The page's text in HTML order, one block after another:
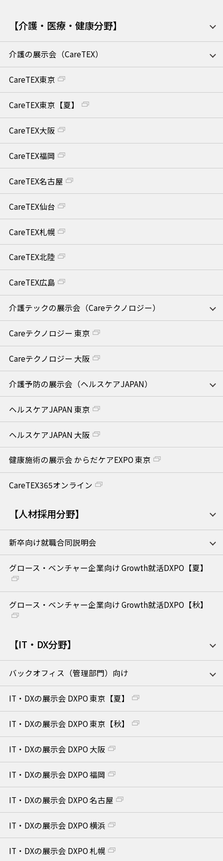
【介護・医療・健康分野】
介護の展示会（CareTEX）
CareTEX東京
CareTEX東京【夏】
CareTEX大阪
CareTEX福岡
CareTEX名古屋
CareTEX仙台
CareTEX札幌
CareTEX北陸
CareTEX広島
介護テックの展示会（Careテクノロジー）
Careテクノロジー 東京
Careテクノロジー 大阪
介護予防の展示会（ヘルスケアJAPAN）
ヘルスケアJAPAN 東京
ヘルスケアJAPAN 大阪
健康施術の展示会 からだケアEXPO 東京
CareTEX365オンライン
【人材採用分野】
新卒向け就職合同説明会
グロース・ベンチャー企業向け Growth就活DXPO【夏】
グロース・ベンチャー企業向け Growth就活DXPO【秋】
【IT・DX分野】
バックオフィス（管理部門）向け
IT・DXの展示会 DXPO 東京【夏】
IT・DXの展示会 DXPO 東京【秋】
IT・DXの展示会 DXPO 大阪
IT・DXの展示会 DXPO 福岡
IT・DXの展示会 DXPO 名古屋
IT・DXの展示会 DXPO 横浜
IT・DXの展示会 DXPO 札幌